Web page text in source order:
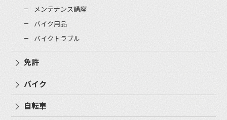
メンテナンス講座
バイク用品
バイクトラブル
免許
バイク
自転車